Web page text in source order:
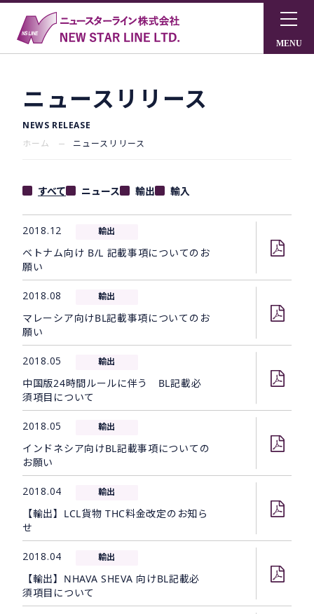
ニュースリリース
NEWS RELEASE
ホーム
ニュースリリース
すべて ニュース 輸出 輸入
2018.12 輸出
ベトナム向け B/L 記載事項についてのお
願い
2018.08 輸出
マレーシア向けBL記載事項についてのお
願い
2018.05 輸出
中国版24時間ルールに伴う BL記載必
須項目について
2018.05 輸出
インドネシア向けBL記載事項についての
お願い
2018.04 輸出
【輸出】LCL貨物 THC料金改定のお知ら
せ
2018.04 輸出
【輸出】NHAVA SHEVA 向けBL記載必
須項目について